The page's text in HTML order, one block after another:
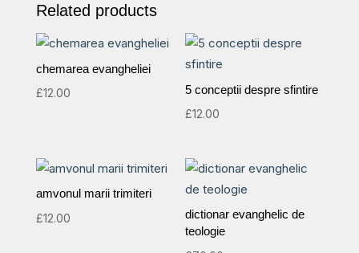
Related products
chemarea evangheliei
£12.00
5 conceptii despre sfintire
£12.00
amvonul marii trimiteri
£12.00
dictionar evanghelic de
teologie